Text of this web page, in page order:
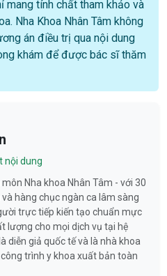
mang tính chất tham khảo và
Nha Khoa Nhân Tâm không
án điều trị qua nội dung
khám để được bác sĩ thăm
nội dung
Nha khoa Nhân Tâm - với 30
hàng chục ngàn ca lâm sàng
trực tiếp kiến tạo chuẩn mực
lượng cho mọi dịch vụ tại hệ
diễn giả quốc tế và là nhà khoa
trình y khoa xuất bản toàn